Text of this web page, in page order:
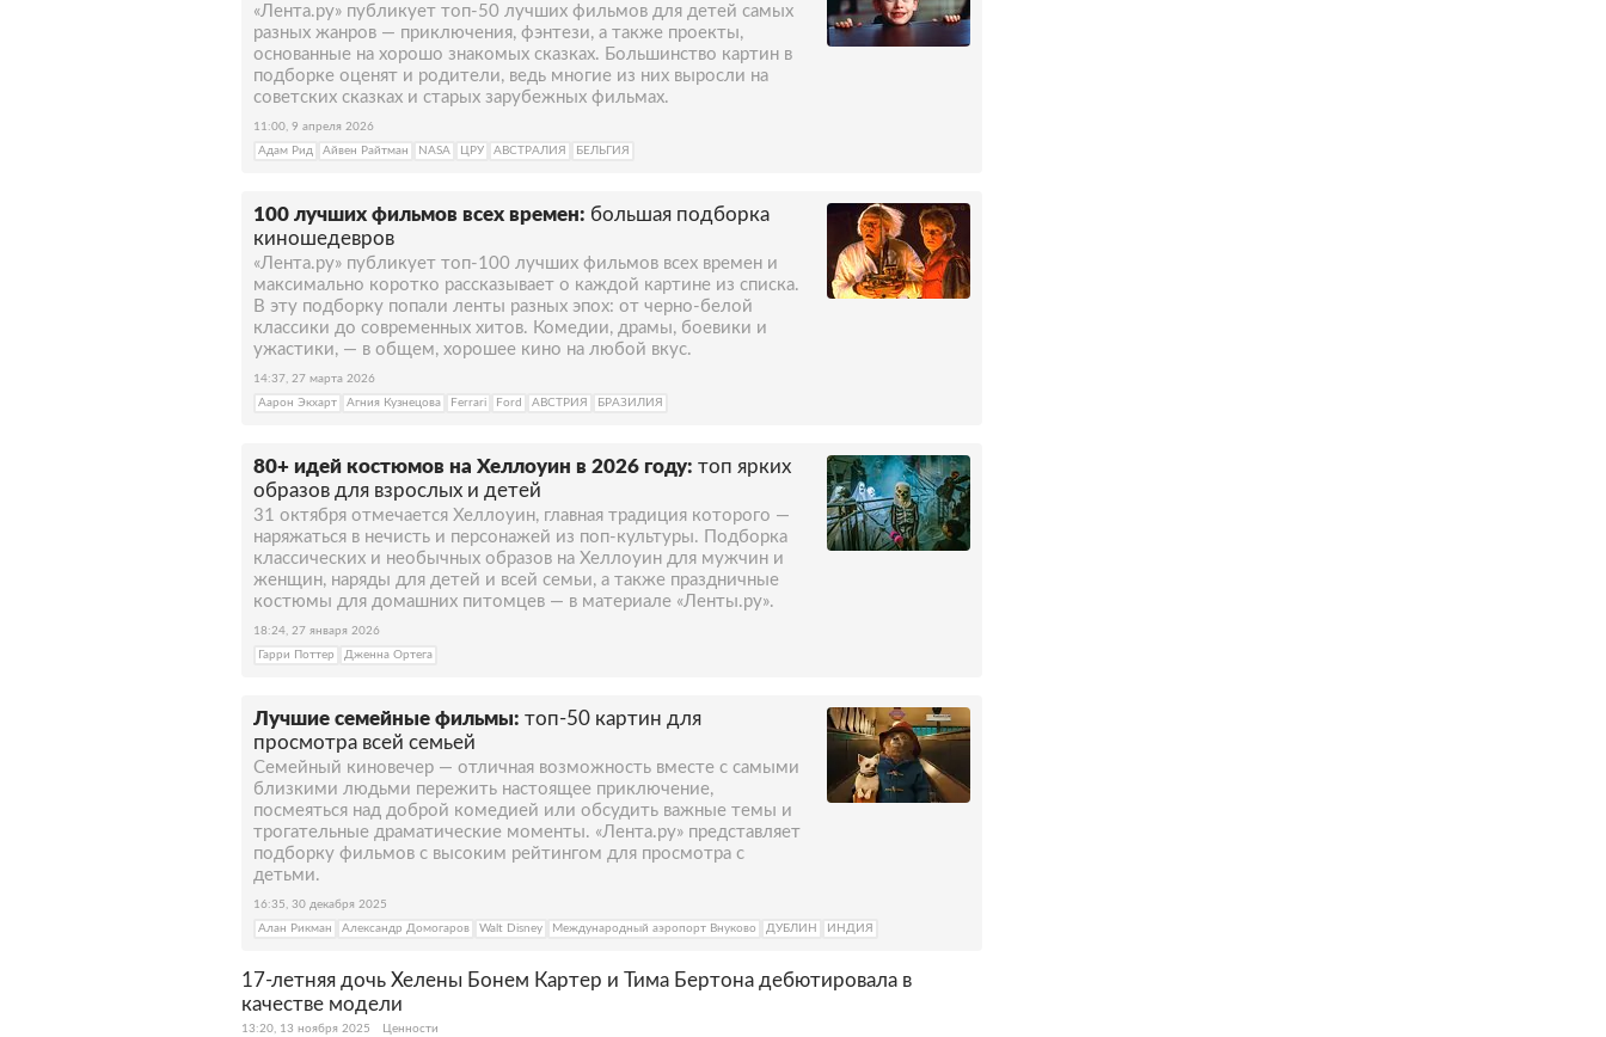
«Лента.ру» публикует топ-50 лучших фильмов для детей самых
разных жанров — приключения, фэнтези, а также проекты,
основанные на хорошо знакомых сказках. Большинство картин в
подборке оценят и родители, ведь многие из них выросли на
советских сказках и старых зарубежных фильмах.
11:00, 9 апреля 2026
Адам Рид
Айвен Райтман NASA ЦРУ АВСТРАЛИЯ БЕЛЬГИЯ
100 лучших фильмов всех времен: большая подборка
киношедевров
«Лента.ру» публикует топ-100 лучших фильмов всех времен и
максимально коротко рассказывает о каждой картине из списка.
В эту подборку попали ленты разных эпох: от черно-белой
классики до современных хитов. Комедии, драмы, боевики и
ужастики, — в общем, хорошее кино на любой вкус.
14:37, 27 марта 2026
Аарон Экхарт
Агния Кузнецова Ferrari Ford АВСТРИЯ БРАЗИЛИЯ
80+ идей костюмов на Хеллоуин в 2026 году: топ ярких
образов для взрослых и детей
31 октября отмечается Хеллоуин, главная традиция которого —
наряжаться в нечисть и персонажей из поп-культуры. Подборка
классических и необычных образов на Хеллоуин для мужчин и
женщин, наряды для детей и всей семьи, а также праздничные
костюмы для домашних питомцев — в материале «Ленты.ру».
18:24, 27 января 2026
Гарри Поттер
Дженна Ортега
Лучшие семейные фильмы: топ-50 картин для
просмотра всей семьей
Семейный киновечер — отличная возможность вместе с самыми
близкими людьми пережить настоящее приключение,
посмеяться над доброй комедией или обсудить важные темы и
трогательные драматические моменты. «Лента.ру» представляет
подборку фильмов с высоким рейтингом для просмотра с
детьми.
16:35, 30 декабря 2025
Алан Рикман
Александр Домогаров Walt Disney Международный аэропорт Внуково ДУБЛИН ИНДИЯ
17-летняя дочь Хелены Бонем Картер и Тима Бертона дебютировала в
качестве модели
13:20, 13 ноября 2025
Ценности